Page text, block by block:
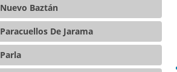
Nuevo Baztán
Paracuellos De Jarama
Parla